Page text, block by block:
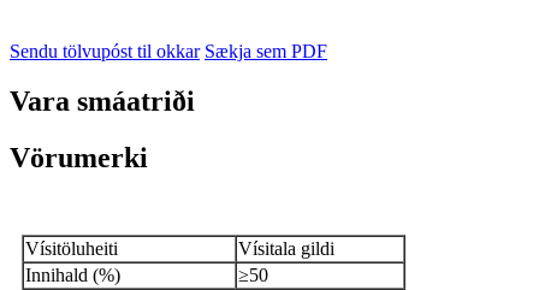
Sendu tölvupóst til okkar Sækja sem PDF
Vara smáatriði
Vörumerki
Vísitöluheiti
Vísitala gildi
Innihald (%)
≥50